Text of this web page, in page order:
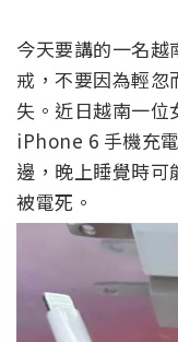
今天要講的一名越
戒，不要因為輕忽
失。近日越南一位
iPhone 6 手機充
邊，晚上睡覺時可
被電死。